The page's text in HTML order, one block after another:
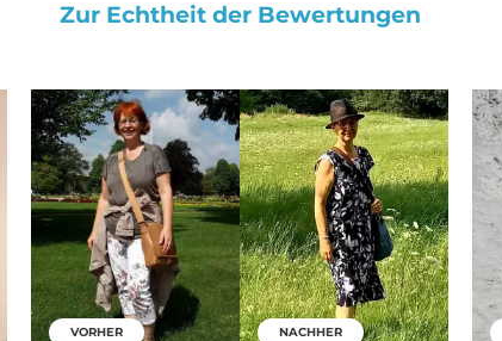
Zur Echtheit der Bewertungen
VORHER NACHHER